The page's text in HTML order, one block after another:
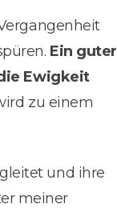
Ein guter
Ewigkeit
zu einem
und ihre
meiner